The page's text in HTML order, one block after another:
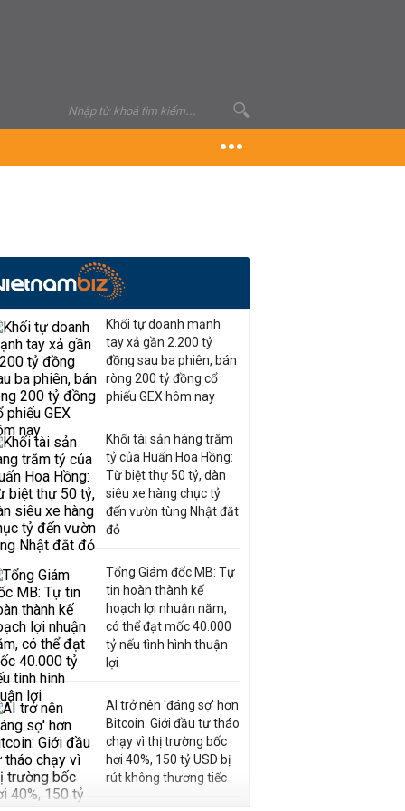
Khối tự doanh mạnh
tay xả gần 2.200 tỷ
đồng sau ba phiên, bán
ròng 200 tỷ đồng cổ
phiếu GEX hôm nay
Khối tài sản hàng trăm
tỷ của Huấn Hoa Hồng:
Từ biệt thự 50 tỷ, dàn
siêu xe hàng chục tỷ
đến vườn tùng Nhật đắt
đỏ
Tổng Giám đốc MB: Tự
tin hoàn thành kế
hoạch lợi nhuận năm,
có thể đạt mốc 40.000
tỷ nếu tình hình thuận
lợi
AI trở nên 'đáng sợ' hơn
Bitcoin: Giới đầu tư tháo
chạy vì thị trường bốc
hơi 40%, 150 tỷ USD bị
rút không thương tiếc